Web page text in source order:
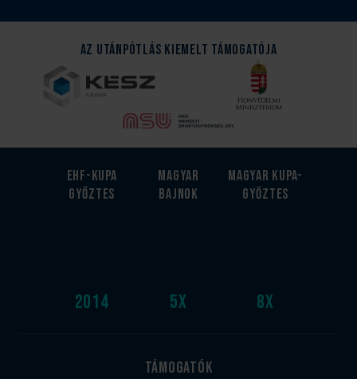
Az Utánpótlás kiemelt támogatója
EHF-Kupa
győztes
2014
Magyar
bajnok
5x
Magyar kupa-
győztes
8x
Támogatók